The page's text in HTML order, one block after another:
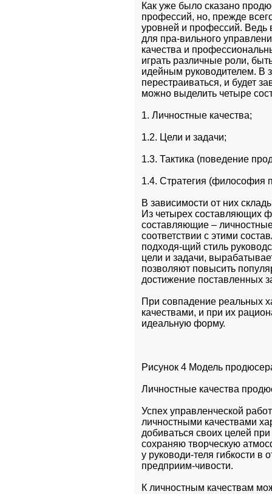
Как уже было сказано
профессий, но, прежде
уровней и профессий. Ведь
для пра-вильного
качества и
играть различные роли,
идейным руководителем. В
перестраиваться, и будет
можно выделить четыре
1. Личностные качества;
1.2. Цели и задачи;
1.3. Тактика (поведение
1.4. Стратегия (философия
В зависимости от них
Из четырех составляющих
составляющие –
соответствии с этими
подходя-щий стиль
цели и задачи,
позволяют повысить
достижение поставленных
При совпадение реальных
качествами, и при их
идеальную форму.
Рисунок 4 Модель
Личностные качества
Успех управленческой
личностными качествами
добиваться своих целей
сохраняю творческую
у руководи-теля гибкости в
предприим-чивости.
К личностным качествам